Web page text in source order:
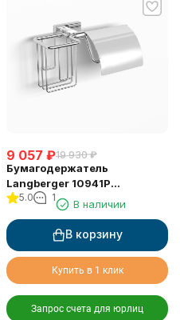
9 057 ₽19 930 ₽
Бумагодержатель
Langberger 10941P
туалетной бумаги с
крышкой и освежителем
воздуха
5.0 1
В наличии
В корзину
Купить в 1 клик
Запрос счета для юрлиц